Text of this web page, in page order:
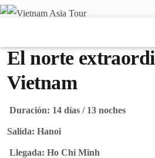
El norte
Vietnam
Duración: 14 días / 13 noches
Salida: Hanoi
Llegada: Ho Chi Minh